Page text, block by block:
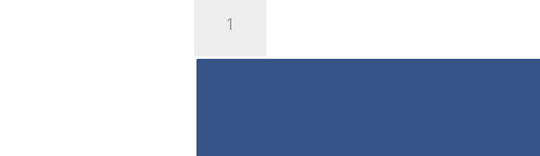
simple
articulation